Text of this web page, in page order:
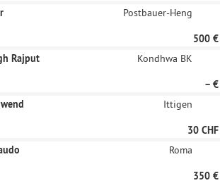
Postbauer-Heng
500 €
Rajput
Kondhwa BK
– €
Ittigen
30 CHF
Roma
350 €